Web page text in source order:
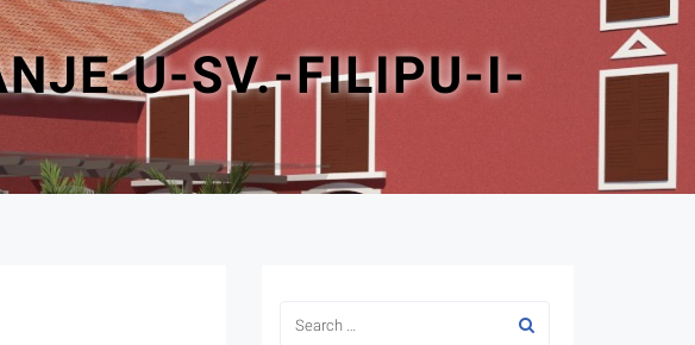
U-SV.-FILIPU-I-